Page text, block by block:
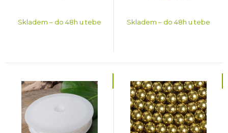
Skladem – do 48h u tebe Skladem – do 48h u tebe